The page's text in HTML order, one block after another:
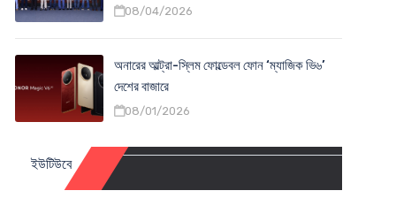
08/04/2026
অনারের আল্ট্রা-স্লিম ফোল্ডেবল ফোন ‘ম্যাজিক ভি৬’
দেশের বাজারে
08/01/2026
ইউটিউবে